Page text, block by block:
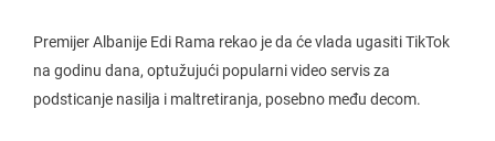
Premijer Albanije Edi Rama rekao je da će vlada ugasiti TikTok
na godinu dana, optužujući popularni video servis za
podsticanje nasilja i maltretiranja, posebno među decom.